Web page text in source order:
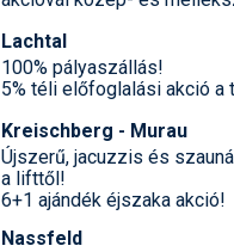
Lachtal
100% pályaszállás!
5% téli előfoglalási akció
Kreischberg - Murau
Újszerű, jacuzzis és
a lifttől!
6+1 ajándék éjszaka akció!
Nassfeld